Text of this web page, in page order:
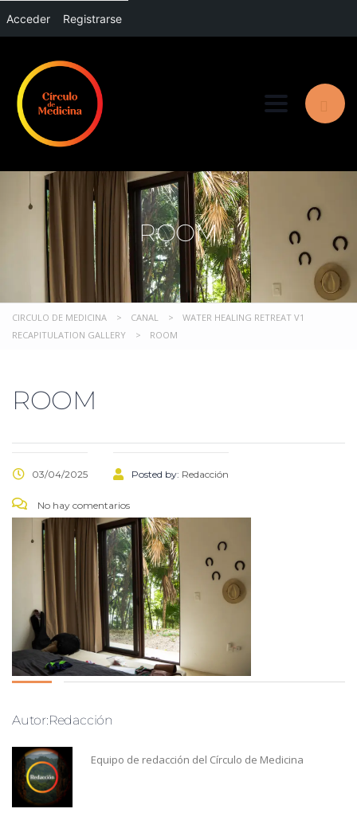
Acceder Registrarse
Toggle
ROOM
CIRCULO DE MEDICINA > CANAL >
WATER HEALING RETREAT V1
RECAPITULATION GALLERY
> ROOM
ROOM
03/04/2025 Posted by: Redacción
No hay comentarios
Autor:Redacción
Equipo de redacción del Círculo de Medicina